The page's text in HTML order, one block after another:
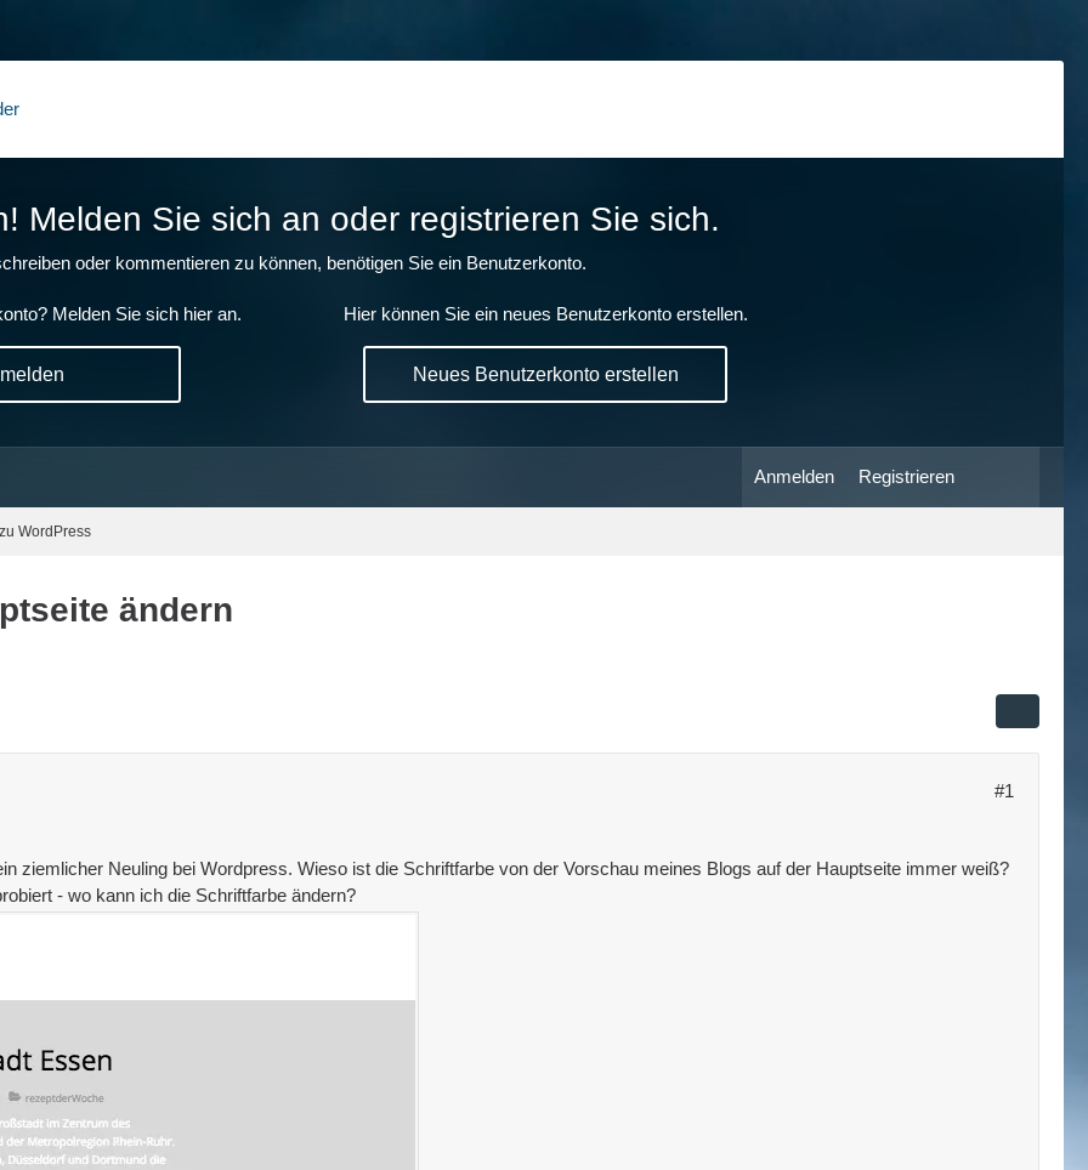
Melden Sie sich an oder registrieren Sie sich.
oder kommentieren zu können, benötigen Sie ein Benutzerkonto.
Melden Sie sich hier an. Hier können Sie ein neues Benutzerkonto erstellen.
Neues Benutzerkonto erstellen
Anmelden Registrieren
WordPress
ändern
#1
ziemlicher Neuling bei Wordpress. Wieso ist die Schriftfarbe von der Vorschau meines Blogs auf der Hauptseite immer weiß?
- wo kann ich die Schriftfarbe ändern?